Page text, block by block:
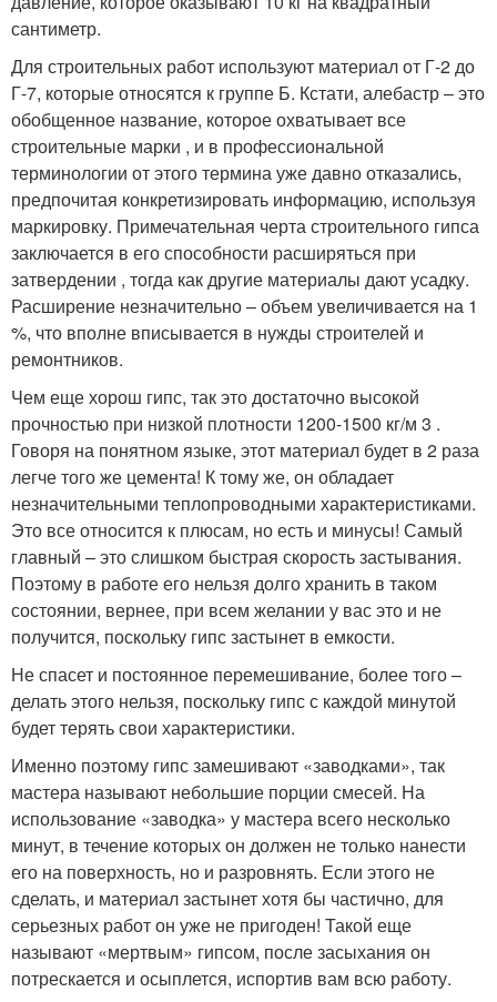
сантиметр.
Для строительных работ используют материал от Г-2 до
Г-7, которые относятся к группе Б. Кстати, алебастр – это
обобщенное название, которое охватывает все
строительные марки , и в профессиональной
терминологии от этого термина уже давно отказались,
предпочитая конкретизировать информацию, используя
маркировку. Примечательная черта строительного гипса
заключается в его способности расширяться при
затвердении , тогда как другие материалы дают усадку.
Расширение незначительно – объем увеличивается на 1
%, что вполне вписывается в нужды строителей и
ремонтников.
Чем еще хорош гипс, так это достаточно высокой
прочностью при низкой плотности 1200-1500 кг/м 3 .
Говоря на понятном языке, этот материал будет в 2 раза
легче того же цемента! К тому же, он обладает
незначительными теплопроводными характеристиками.
Это все относится к плюсам, но есть и минусы! Самый
главный – это слишком быстрая скорость застывания.
Поэтому в работе его нельзя долго хранить в таком
состоянии, вернее, при всем желании у вас это и не
получится, поскольку гипс застынет в емкости.
Не спасет и постоянное перемешивание, более того –
делать этого нельзя, поскольку гипс с каждой минутой
будет терять свои характеристики.
Именно поэтому гипс замешивают «заводками», так
мастера называют небольшие порции смесей. На
использование «заводка» у мастера всего несколько
минут, в течение которых он должен не только нанести
его на поверхность, но и разровнять. Если этого не
сделать, и материал застынет хотя бы частично, для
серьезных работ он уже не пригоден! Такой еще
называют «мертвым» гипсом, после засыхания он
потрескается и осыплется, испортив вам всю работу.